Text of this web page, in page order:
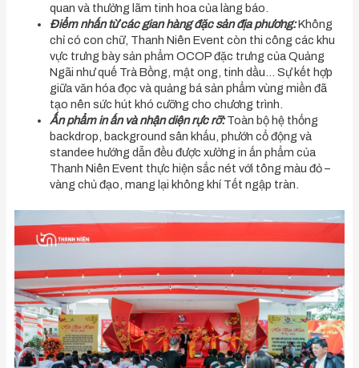
quan và thưởng lãm tinh hoa của làng báo.
Điểm nhấn từ các gian hàng đặc sản địa phương:Không
chỉ có con chữ, Thanh Niên Event còn thi công các khu
vực trưng bày sản phẩm OCOP đặc trưng của Quảng
Ngãi như quế Trà Bồng, mật ong, tinh dầu… Sự kết hợp
giữa văn hóa đọc và quảng bá sản phẩm vùng miền đã
tạo nên sức hút khó cưỡng cho chương trình.
Ấn phẩm in ấn và nhận diện rực rỡ:Toàn bộ hệ thống
backdrop, background sân khấu, phướn cổ động và
standee hướng dẫn đều được xưởng in ấn phẩm của
Thanh Niên Event thực hiện sắc nét với tông màu đỏ –
vàng chủ đạo, mang lại không khí Tết ngập tràn.